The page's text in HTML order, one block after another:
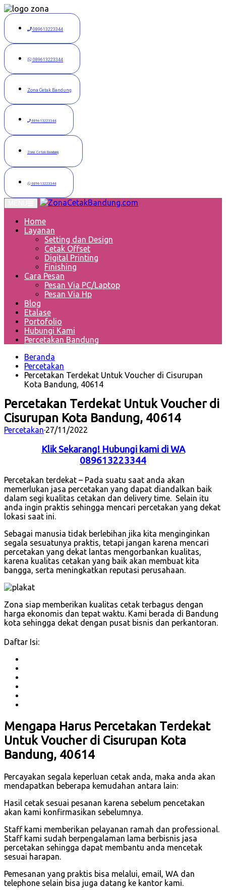
Langsung
ke
konten
089613223344
089613223344
Zona Cetak Bandung
089613223344
Zona Cetak Bandung
089613223344
Home
Layanan
Setting dan Design
Cetak Offset
Digital Printing
Finishing
Cara Pesan
Pesan Via PC/Laptop
Pesan Via Hp
Blog
Etalase
Portofolio
Hubungi Kami
Percetakan Bandung
Beranda
Percetakan
Percetakan Terdekat Untuk Voucher di Cisurupan
Kota Bandung, 40614
Percetakan Terdekat Untuk Voucher di
Cisurupan Kota Bandung, 40614
Percetakan·27/11/2022
Klik Sekarang! Hubungi kami di WA
089613223344
Percetakan terdekat – Pada suatu saat anda akan
memerlukan jasa percetakan yang dapat diandalkan baik
dalam segi kualitas cetakan dan delivery time. Selain itu
anda ingin praktis sehingga mencari percetakan yang dekat
lokasi saat ini.
Sebagai manusia tidak berlebihan jika kita menginginkan
segala sesuatunya praktis, tetapi jangan karena mencari
percetakan yang dekat lantas mengorbankan kualitas,
karena kualitas cetakan yang baik akan membuat kita
bangga, serta meningkatkan reputasi perusahaan.
Zona siap memberikan kualitas cetak terbagus dengan
harga ekonomis dan tepat waktu. Kami berada di Bandung
kota sehingga dekat dengan pusat bisnis dan perkantoran.
Daftar Isi:
Mengapa Harus Percetakan Terdekat
Untuk Voucher di Cisurupan Kota
Bandung, 40614
Percayakan segala keperluan cetak anda, maka anda akan
mendapatkan beberapa kemudahan antara lain:
Hasil cetak sesuai pesanan karena sebelum pencetakan
akan kami konfirmasikan sebelumnya.
Staff kami memberikan pelayanan ramah dan professional.
Staff kami sudah berpengalaman lama berbisnis jasa
percetakan sehingga dapat membantu anda mencetak
sesuai harapan.
Pemesanan yang praktis bisa melalui, email, WA dan
telephone selain bisa juga datang ke kantor kami.